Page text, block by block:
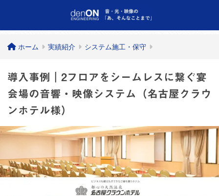
ホーム 実績紹介 システム施工・保守
導入事例｜2フロアをシームレスに繋ぐ宴
会場の音響・映像システム（名古屋クラウ
ンホテル様）